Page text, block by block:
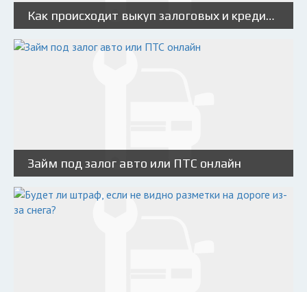
Как происходит выкуп залоговых и кредитных авто: особенности и порядок действий
Займ под залог авто или ПТС онлайн